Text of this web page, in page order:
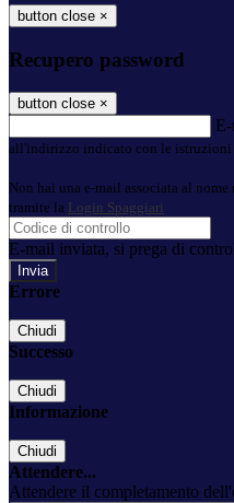
button close ×
Recupero password
button close ×
all'indirizzo indicato con le istruzioni
Non hai una e-mail associata al
tramite la Login Spaggiari
E-mail inviata, si prega di
Errore
Chiudi
Successo
Chiudi
Informazione
Chiudi
Attendere...
Attendere il completamento